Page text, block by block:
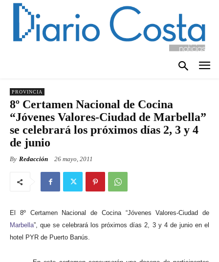
PROVINCIA
8º Certamen Nacional de Cocina
“Jóvenes Valores-Ciudad de Marbella”
se celebrará los próximos días 2, 3 y 4
de junio
By Redacción 26 mayo, 2011
El 8º Certamen Nacional de Cocina “Jóvenes Valores-Ciudad de
Marbella”, que se celebrará los próximos días 2, 3 y 4 de junio en el
hotel PYR de Puerto Banús.